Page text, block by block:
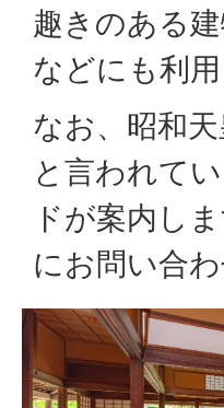
趣きのある
などにも利
なお、昭和
と言われて
ドが案内し
にお問い合わ